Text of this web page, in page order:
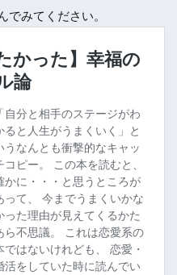
でみてください。